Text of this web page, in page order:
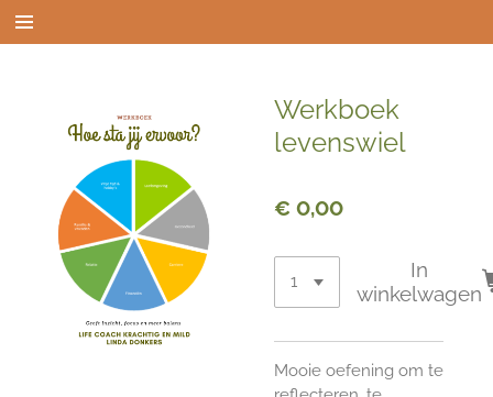
Ga
direct
Werkboek
levenswiel
€ 0,00
In
winkelwagen
Mooie oefening om te